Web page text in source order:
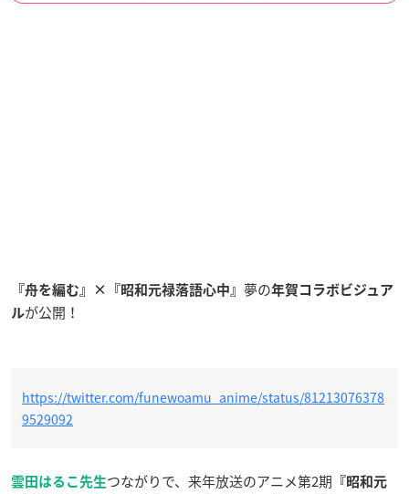
『舟を編む』 × 『昭和元禄落語心中』 夢の年賀コラボビジュア
ルが公開！
https://twitter.com/funewoamu_anime/status/81213076378
9529092
雲田はるこ先生つながりで、来年放送のアニメ第2期 『昭和元